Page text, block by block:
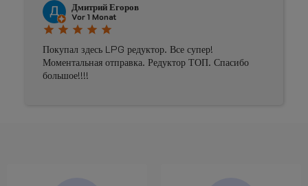
Дмитрий Егоров
Vor 1 Monat
star star star star star
Покупал здесь LPG редуктор. Все супер!
Моментальная отправка. Редуктор ТОП. Спасибо
большое!!!!